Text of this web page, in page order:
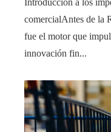
Introducción a los
comercialAntes de la
fue el motor que
innovación fin...